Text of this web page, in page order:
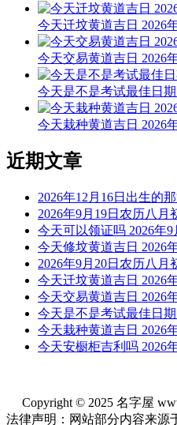
今天迁坟黄道吉日 2026
今天交易黄道吉日 2026
今天是不是考试最佳日
今天栽种黄道吉日 2026
近期文章
2026年12月16日出生的
2026年9月19日农历八
今天可以领证吗 2026年
今天修坟黄道吉日 2026
2026年9月20日农历八
今天迁坟黄道吉日 2026
今天交易黄道吉日 2026
今天是不是考试最佳日
今天栽种黄道吉日 2026
今天安橱柜吉利吗 2026
Copyright © 2025 名字屋
法律声明：网站部分内容来源